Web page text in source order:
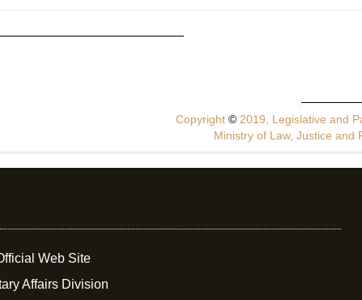
Copyright© 2019, Legislative and
Ministry of Law, Justice and
Web Site
Affairs Division